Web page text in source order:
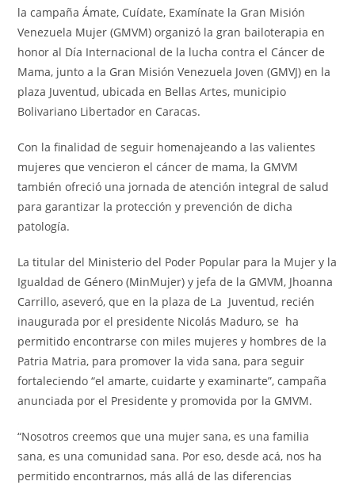
la campaña Ámate, Cuídate, Examínate la Gran Misión
Venezuela Mujer (GMVM) organizó la gran bailoterapia en
honor al Día Internacional de la lucha contra el Cáncer de
Mama, junto a la Gran Misión Venezuela Joven (GMVJ) en la
plaza Juventud, ubicada en Bellas Artes, municipio
Bolivariano Libertador en Caracas.
Con la finalidad de seguir homenajeando a las valientes
mujeres que vencieron el cáncer de mama, la GMVM
también ofreció una jornada de atención integral de salud
para garantizar la protección y prevención de dicha
patología.
La titular del Ministerio del Poder Popular para la Mujer y la
Igualdad de Género (MinMujer) y jefa de la GMVM, Jhoanna
Carrillo, aseveró, que en la plaza de La Juventud, recién
inaugurada por el presidente Nicolás Maduro, se ha
permitido encontrarse con miles mujeres y hombres de la
Patria Matria, para promover la vida sana, para seguir
fortaleciendo “el amarte, cuidarte y examinarte”, campaña
anunciada por el Presidente y promovida por la GMVM.
“Nosotros creemos que una mujer sana, es una familia
sana, es una comunidad sana. Por eso, desde acá, nos ha
permitido encontrarnos, más allá de las diferencias